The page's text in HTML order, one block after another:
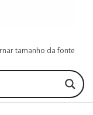
tamanho da fonte